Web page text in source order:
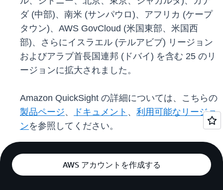
ダ (中部)、南米 (サンパウロ)、アフリカ (ケープ
タウン)、AWS GovCloud (米国東部、米国西
部)、さらにイスラエル (テルアビブ) リージョン
およびアラブ首長国連邦 (ドバイ) を含む 25 のリ
ージョンに拡大されました。
Amazon QuickSight の詳細については、こちらの
製品ページ、 ドキュメント 、 利用可能なリージョ
ンを参照してください。
AWS アカウントを作成する